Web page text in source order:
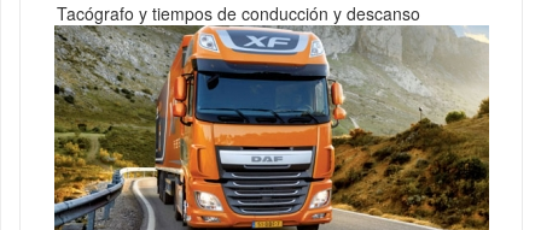
Tacógrafo y tiempos de conducción y descanso